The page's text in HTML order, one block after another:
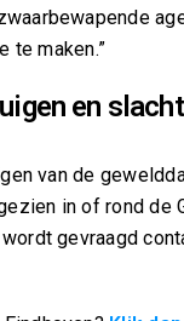
te maken.”
en
van de
in of rond de
gevraagd